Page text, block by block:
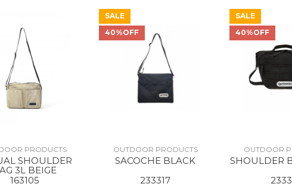
PRODUCTS
SHOULDER
3L BEIGE
163105
SALE
40%OFF
OUTDOOR PRODUCTS
SACOCHE BLACK
233317
SALE
40%OFF
OUTDOOR
SHOULDER